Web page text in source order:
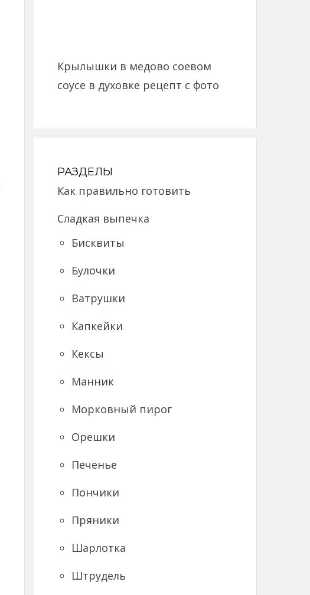
Крылышки в медово соевом
соусе в духовке рецепт с фото
РАЗДЕЛЫ
Как правильно готовить
Сладкая выпечка
Бисквиты
Булочки
Ватрушки
Капкейки
Кексы
Манник
Морковный пирог
Орешки
Печенье
Пончики
Пряники
Шарлотка
Штрудель